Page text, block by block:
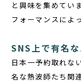
と興味を集めてい
フォーマンスによ
SNS上で有名
日本一予約取れな
名な熱波師たち関